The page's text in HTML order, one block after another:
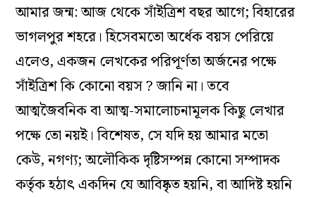
আমার জন্ম: আজ থেকে সাঁইত্রিশ বছর আগে; বিহারের
ভাগলপুর শহরে। হিসেবমতো অর্ধেক বয়স পেরিয়ে
এলেও, একজন লেখকের পরিপূর্ণতা অর্জনের পক্ষে
সাঁইত্রিশ কি কোনো বয়স ? জানি না। তবে
আত্মজৈবনিক বা আত্ম-সমালোচনামূলক কিছু লেখার
পক্ষে তো নয়ই। বিশেষত, সে যদি হয় আমার মতো
কেউ, নগণ্য; অলৌকিক দৃষ্টিসম্পন্ন কোনো সম্পাদক
কর্তৃক হঠাৎ একদিন যে আবিষ্কৃত হয়নি, বা আদিষ্ট হয়নি